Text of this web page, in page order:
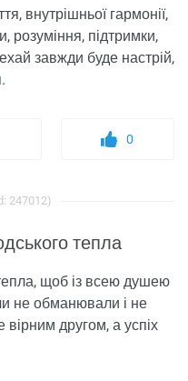
внутрішньої гармонії,
розуміння, підтримки,
завжди буде настрій,
0
247012)
тепла
щоб із всею душею
не обманювали і не
другом, а успіх